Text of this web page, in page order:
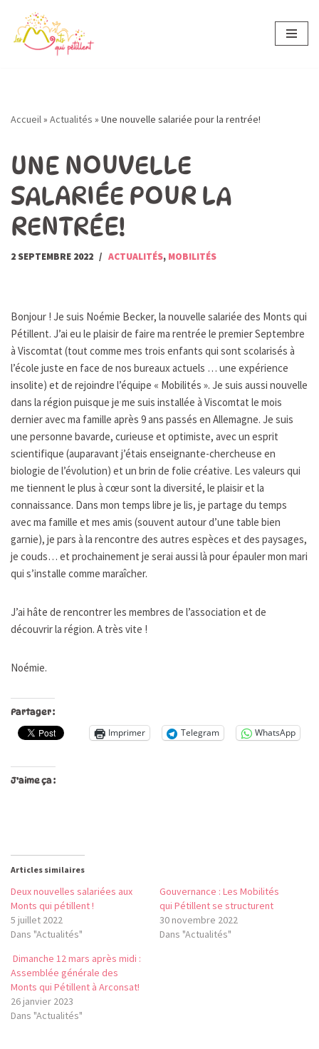
Aller
Accueil» Actualités » Une nouvelle salariée pour la rentrée!
UNE NOUVELLE
SALARIÉE POUR LA
RENTRÉE!
2 SEPTEMBRE 2022 ACTUALITÉS, MOBILITÉS
Bonjour ! Je suis Noémie Becker, la nouvelle salariée des Monts qui
Pétillent. J’ai eu le plaisir de faire ma rentrée le premier Septembre
à Viscomtat (tout comme mes trois enfants qui sont scolarisés à
l’école juste en face de nos bureaux actuels … une expérience
insolite) et de rejoindre l’équipe « Mobilités ». Je suis aussi nouvelle
dans la région puisque je me suis installée à Viscomtat le mois
dernier avec ma famille après 9 ans passés en Allemagne. Je suis
une personne bavarde, curieuse et optimiste, avec un esprit
scientifique (auparavant j’étais enseignante-chercheuse en
biologie de l’évolution) et un brin de folie créative. Les valeurs qui
me tiennent le plus à cœur sont la diversité, le plaisir et la
connaissance. Dans mon temps libre je lis, je partage du temps
avec ma famille et mes amis (souvent autour d’une table bien
garnie), je pars à la rencontre des autres espèces et des paysages,
je couds… et prochainement je serai aussi là pour épauler mon mari
qui s’installe comme maraîcher.
J’ai hâte de rencontrer les membres de l’association et de
découvrir la région. A très vite !
Noémie.
Partager :
Imprimer Telegram WhatsApp
J’aime ça :
Articles similaires
Deux nouvelles salariées aux
Monts qui pétillent !
5 juillet 2022
Dans "Actualités"
Gouvernance : Les Mobilités
qui Pétillent se structurent
30 novembre 2022
Dans "Actualités"
Dimanche 12 mars après midi :
Assemblée générale des
Monts qui Pétillent à Arconsat!
26 janvier 2023
Dans "Actualités"